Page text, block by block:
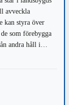
avveckla
kan styra över
som förebygga
Och fortfarande
att ens skolor